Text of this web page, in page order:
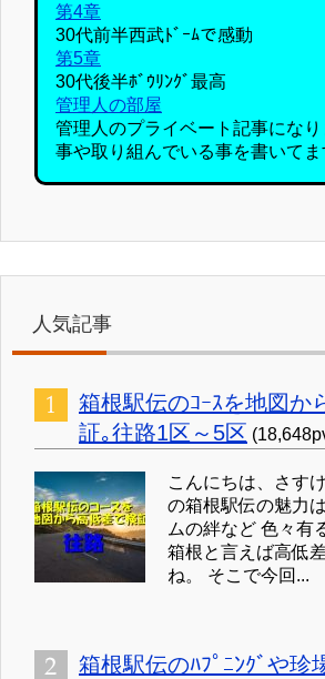
第4章
30代前半西武ﾄﾞｰﾑで感動
第5章
30代後半ﾎﾞｳﾘﾝｸﾞ最高
管理人の部屋
管理人のプライベート記事にな
事や取り組んでいる事を書いてま
人気記事
箱根駅伝のｺｰｽを地図か
証｡往路1区～5区
こんにちは、さす
の箱根駅伝の魅力
ムの絆など 色々有
箱根と言えば高低
ね。 そこで今回...
箱根駅伝のﾊﾌﾟﾆﾝｸﾞや珍